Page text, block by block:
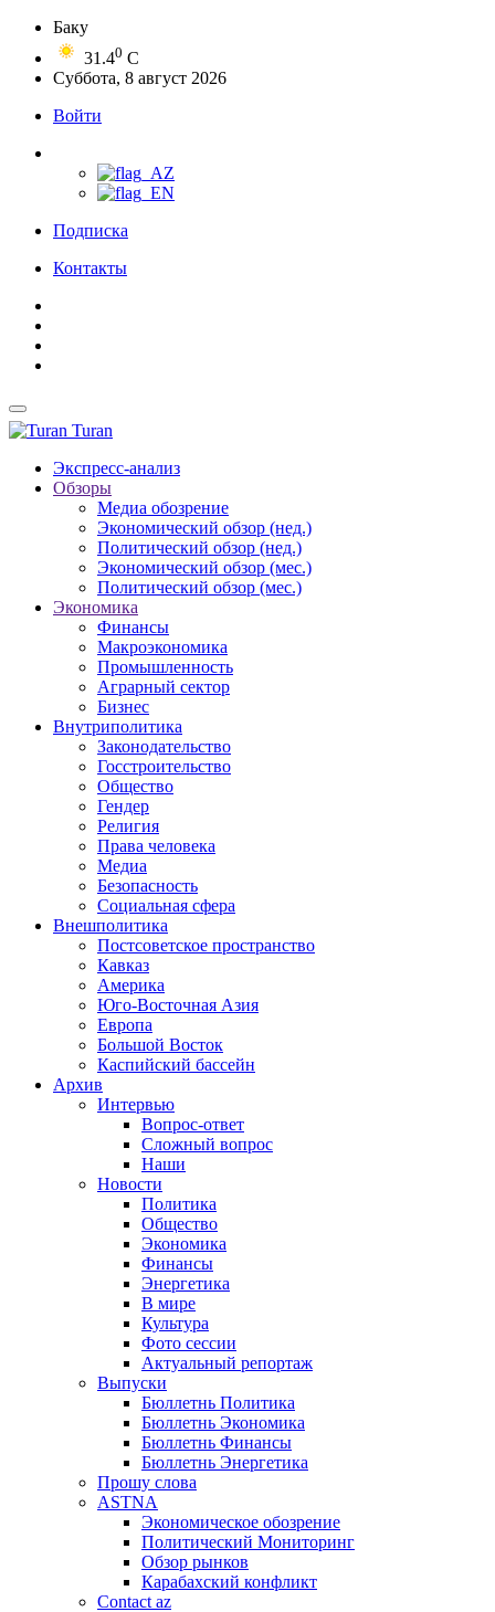
Баку
31.40 C
Суббота, 8 август 2026
Войти
Подписка
Контакты
Turan
Экспресс-анализ
Обзоры
Медиа обозрение
Экономический обзор (нед.)
Политический обзор (нед.)
Экономический обзор (мес.)
Политический обзор (мес.)
Экономика
Финансы
Макроэкономика
Промышленность
Аграрный сектор
Бизнес
Внутриполитика
Законодательство
Госстроительство
Общество
Гендер
Религия
Права человека
Медиа
Безопасность
Социальная сфера
Внешполитика
Постсоветское пространство
Кавказ
Америка
Юго-Восточная Азия
Европа
Большой Восток
Каспийский бассейн
Архив
Интервью
Вопрос-ответ
Сложный вопрос
Наши
Новости
Политика
Общество
Экономика
Финансы
Энергетика
В мире
Культура
Фото сессии
Актуальный репортаж
Выпуски
Бюллетнь Политика
Бюллетнь Экономика
Бюллетнь Финансы
Бюллетнь Энергетика
Прошу слова
ASTNA
Экономическое обозрение
Политический Мониторинг
Обзор рынков
Карабахский конфликт
Contact az